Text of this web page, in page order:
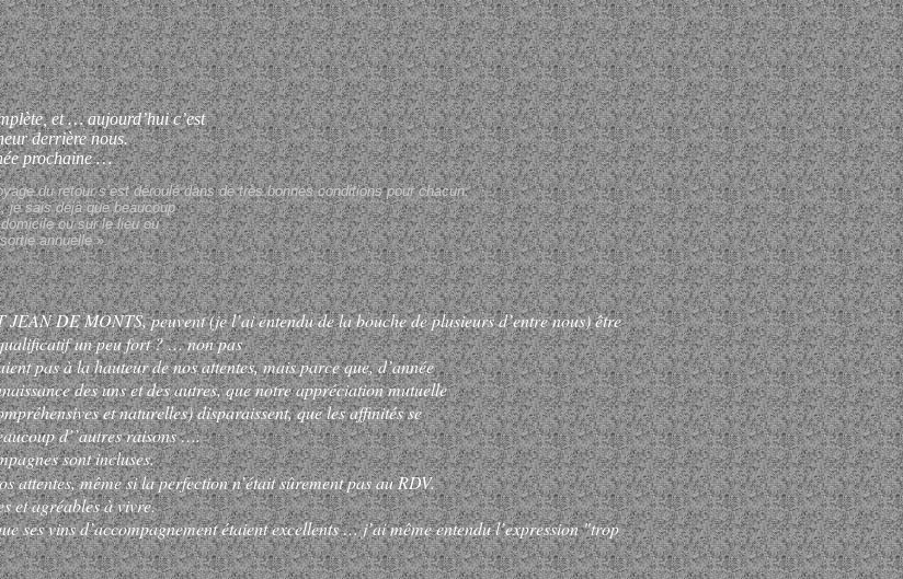
et … aujourd’hui c’est
derrière nous.
prochaine …
du retour s’est déroulé dans de très bonnes conditions pour chacun.
je sais déjà que beaucoup
ou sur le lieu où
annuelle ».
DE MONTS, peuvent (je l’ai entendu de la bouche de plusieurs d’entre nous) être
un peu fort ? … non pas
pas à la hauteur de nos attentes, mais parce que, d’année
des uns et des autres, que notre appréciation mutuelle
et naturelles) disparaissent, que les affinités se
d’’autres raisons ….
sont incluses.
attentes, même si la perfection n’était sûrement pas au RDV.
et agréables à vivre.
ses vins d’accompagnement étaient excellents … j’ai même entendu l’expression "trop